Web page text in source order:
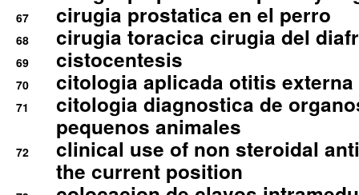
67 cirugia prostatica en el perro
68 cirugia toracica cirugia del
69 cistocentesis
70 citologia aplicada otitis externa
71
citologia diagnostica de
pequenos animales
72
clinical use of non steroidal
the current position